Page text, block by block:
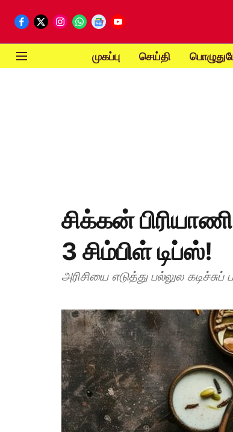
முகப்பு செய்தி
சிக்கன்
3 சிம்பிள் டிப்ஸ்!
அரிசியை எடுத்து பல்லுல